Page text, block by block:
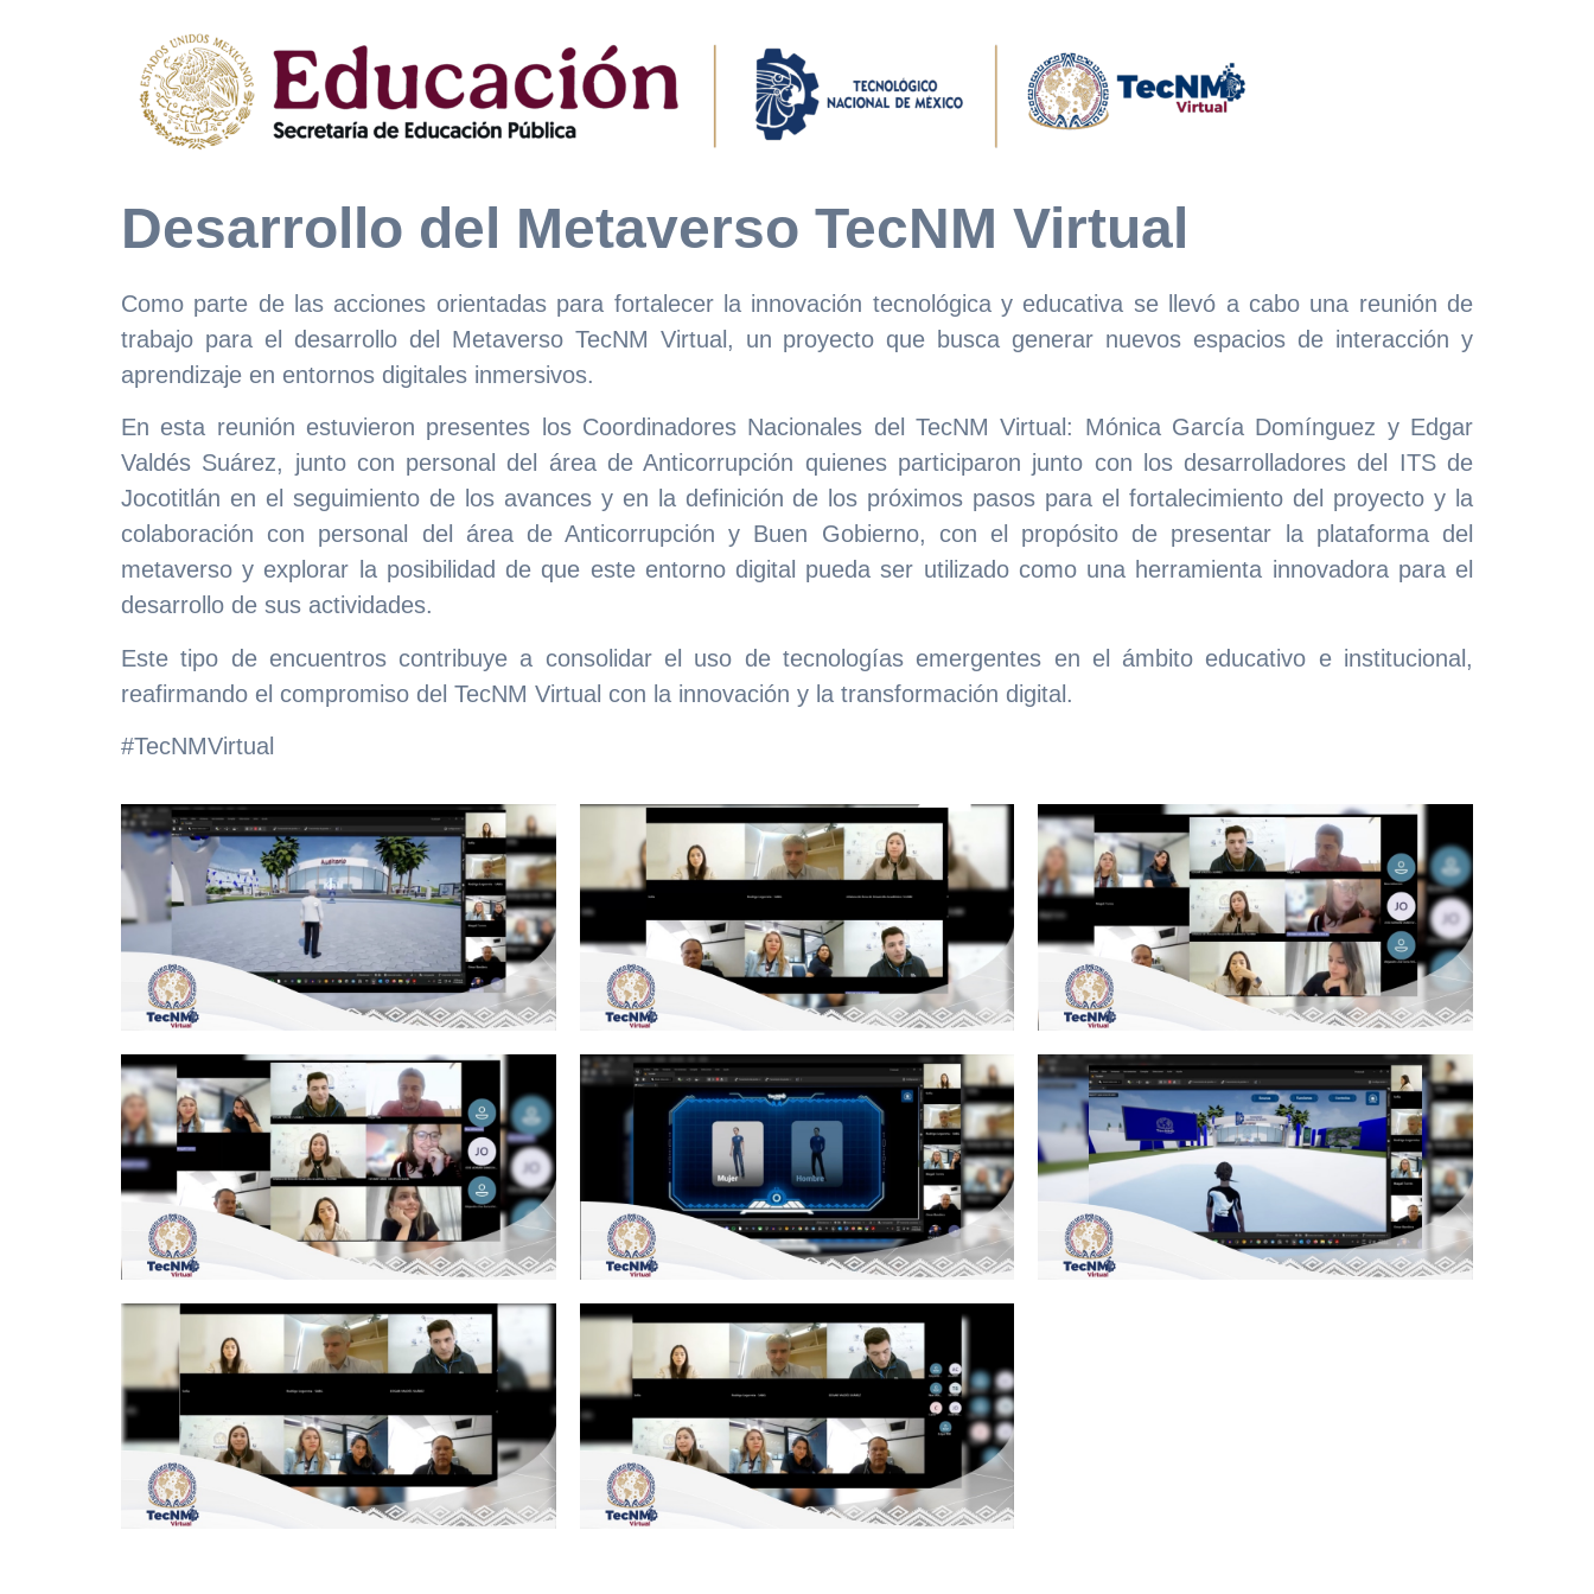
Desarrollo del Metaverso TecNM Virtual
Como parte de las acciones orientadas para fortalecer la innovación tecnológica y educativa se llevó a cabo una reunión de
trabajo para el desarrollo del Metaverso TecNM Virtual, un proyecto que busca generar nuevos espacios de interacción y
aprendizaje en entornos digitales inmersivos.
En esta reunión estuvieron presentes los Coordinadores Nacionales del TecNM Virtual: Mónica García Domínguez y Edgar
Valdés Suárez, junto con personal del área de Anticorrupción quienes participaron junto con los desarrolladores del ITS de
Jocotitlán en el seguimiento de los avances y en la definición de los próximos pasos para el fortalecimiento del proyecto y la
colaboración con personal del área de Anticorrupción y Buen Gobierno, con el propósito de presentar la plataforma del
metaverso y explorar la posibilidad de que este entorno digital pueda ser utilizado como una herramienta innovadora para el
desarrollo de sus actividades.
Este tipo de encuentros contribuye a consolidar el uso de tecnologías emergentes en el ámbito educativo e institucional,
reafirmando el compromiso del TecNM Virtual con la innovación y la transformación digital.
#TecNMVirtual